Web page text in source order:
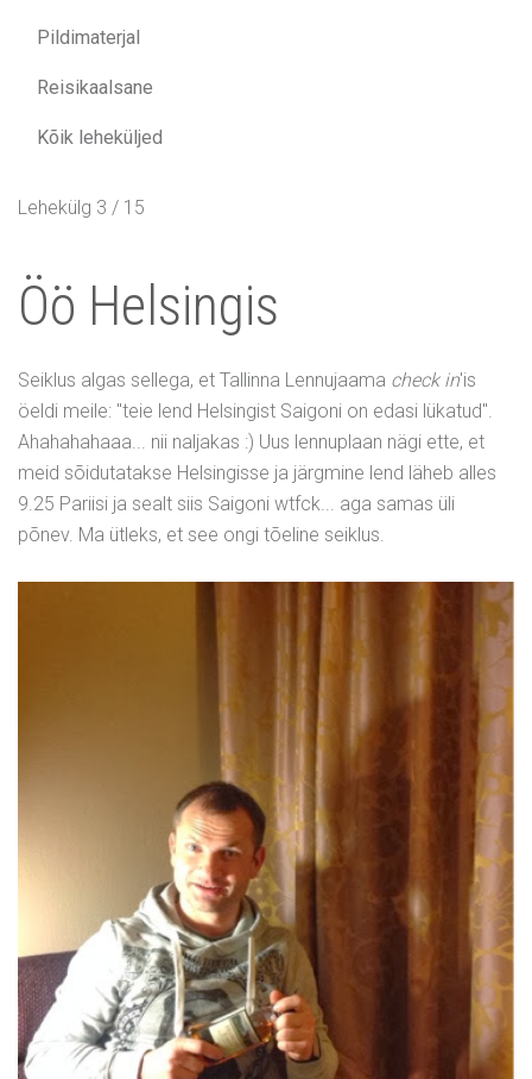
Pildimaterjal
Reisikaalsane
Kõik leheküljed
Lehekülg 3 / 15
Öö Helsingis
Seiklus algas sellega, et Tallinna Lennujaama check in'is
öeldi meile: "teie lend Helsingist Saigoni on edasi lükatud".
Ahahahahaaa... nii naljakas :) Uus lennuplaan nägi ette, et
meid sõidutatakse Helsingisse ja järgmine lend läheb alles
9.25 Pariisi ja sealt siis Saigoni wtfck... aga samas üli
põnev. Ma ütleks, et see ongi tõeline seiklus.